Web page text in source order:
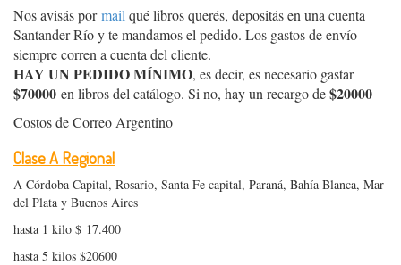
Nos avisás pormail qué libros querés, depositás en una cuenta
Santander Río y te mandamos el pedido. Los gastos de envío
siempre corren a cuenta del cliente.
HAY UN PEDIDO MÍNIMO, es decir, es necesario gastar
$70000 en libros del catálogo. Si no, hay un recargo de$20000
Costos de Correo Argentino
Clase A Regional
A Córdoba Capital, Rosario, Santa Fe capital, Paraná, Bahía Blanca, Mar
del Plata y Buenos Aires
hasta 1 kilo $ 17.400
hasta 5 kilos $20600